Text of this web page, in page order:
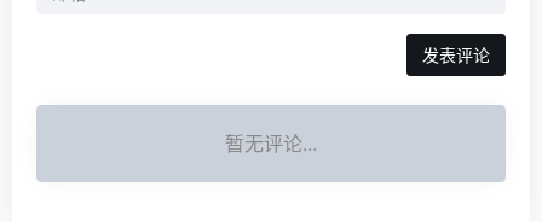
发表评论
暂无评论...